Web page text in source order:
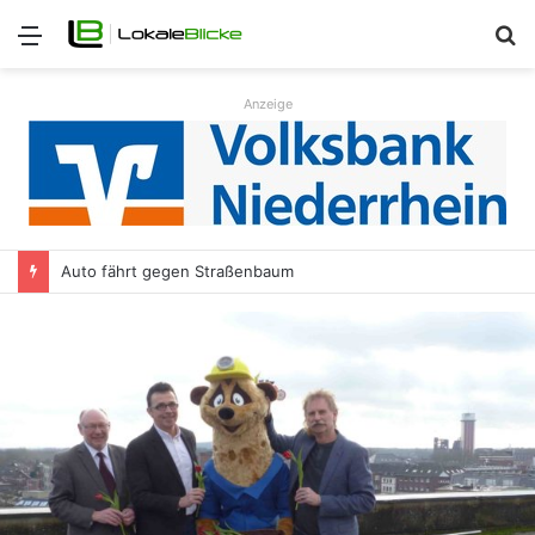
Menü
Anzeige
Auto fährt gegen Straßenbaum